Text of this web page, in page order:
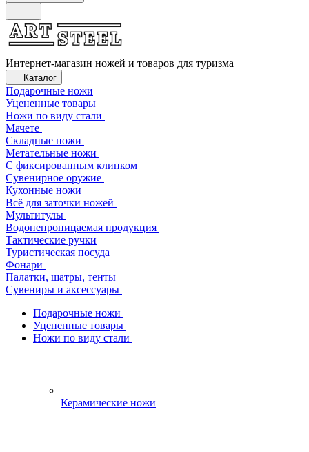
Интернет-магазин ножей и товаров для туризма
Каталог
Подарочные ножи
Уцененные товары
Ножи по виду стали
Мачете
Складные ножи
Метательные ножи
С фиксированным клинком
Сувенирное оружие
Кухонные ножи
Всё для заточки ножей
Мультитулы
Водонепроницаемая продукция
Тактические ручки
Туристическая посуда
Фонари
Палатки, шатры, тенты
Сувениры и аксессуары
Подарочные ножи
Уцененные товары
Ножи по виду стали
Керамические ножи